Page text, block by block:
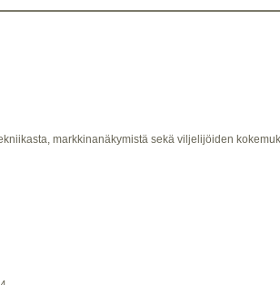
markkinanäkymistä sekä viljelijöiden